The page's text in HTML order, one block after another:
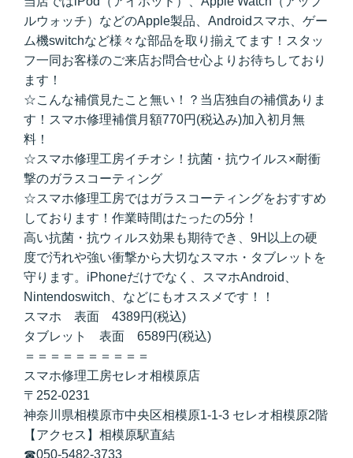
ルウォッチ）などのApple製品、Androidスマホ、ゲー
ム機switchなど様々な部品を取り揃えてます！スタッ
フ一同お客様のご来店お問合せ心よりお待ちしており
ます！
☆こんな補償見たこと無い！？当店独自の補償ありま
す！スマホ修理補償月額770円(税込み)加入初月無
料！
☆スマホ修理工房イチオシ！抗菌・抗ウイルス×耐衝
撃のガラスコーティング
☆スマホ修理工房ではガラスコーティングをおすすめ
しております！作業時間はたったの5分！
高い抗菌・抗ウィルス効果も期待でき、9H以上の硬
度で汚れや強い衝撃から大切なスマホ・タブレットを
守ります。iPhoneだけでなく、スマホAndroid、
Nintendoswitch、などにもオススメです！！
スマホ 表面 4389円(税込)
タブレット 表面 6589円(税込)
＝＝＝＝＝＝＝＝＝＝
スマホ修理工房セレオ相模原店
〒252-0231
神奈川県相模原市中央区相模原1-1-3 セレオ相模原2階
【アクセス】相模原駅直結
☎050-5482-3733